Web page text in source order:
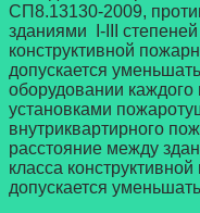
СП8.13130-2009,
зданиями I-III степеней
конструктивной
допускается
оборудовании каждого
установками
внутриквартирного
расстояние между
класса
допускается